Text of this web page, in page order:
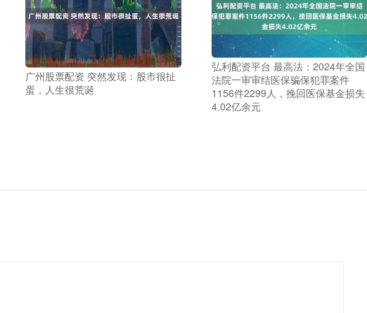
广州股票配资 突然发现：股市很扯
蛋，人生很荒诞
弘利配资平台 最高法：2024年全国
法院一审审结医保骗保犯罪案件
1156件2299人，挽回医保基金损失
4.02亿余元